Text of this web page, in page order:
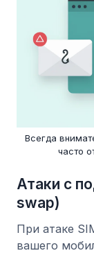
Всегда
часто
Атаки с
swap)
При атаке
вашего